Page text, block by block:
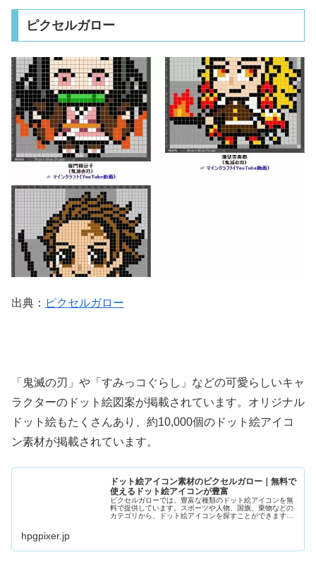
ピクセルガロー
出典： ピクセルガロー
「鬼滅の刃」や「すみっコぐらし」などの可愛らしいキャ
ラクターのドット絵図案が掲載されています。オリジナル
ドット絵もたくさんあり、約10,000個のドット絵アイコ
ン素材が掲載されています。
ドット絵アイコン素材のピクセルガロー｜無料で
使えるドット絵アイコンが豊富
ピクセルガローでは、豊富な種類のドット絵アイコンを無
料で提供しています。スポーツや人物、国旗、乗物などの
カテゴリから、ドット絵アイコンを探すことができます。
hpgpixer.jp